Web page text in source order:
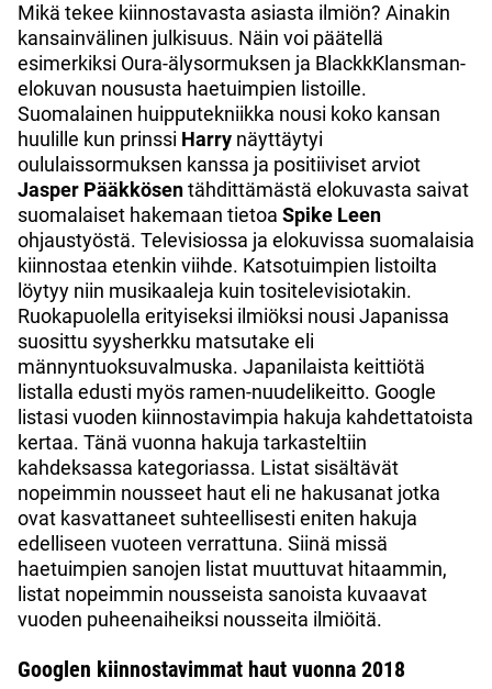
Mikä tekee kiinnostavasta asiasta ilmiön? Ainakin
kansainvälinen julkisuus. Näin voi päätellä
esimerkiksi Oura-älysormuksen ja BlackkKlansman-
elokuvan noususta haetuimpien listoille.
Suomalainen huipputekniikka nousi koko kansan
huulille kun prinssi Harry näyttäytyi
oululaissormuksen kanssa ja positiiviset arviot
Jasper Pääkkösentähdittämästä elokuvasta saivat
suomalaiset hakemaan tietoa Spike Leen
ohjaustyöstä. Televisiossa ja elokuvissa suomalaisia
kiinnostaa etenkin viihde. Katsotuimpien listoilta
löytyy niin musikaaleja kuin tositelevisiotakin.
Ruokapuolella erityiseksi ilmiöksi nousi Japanissa
suosittu syysherkku matsutake eli
männyntuoksuvalmuska. Japanilaista keittiötä
listalla edusti myös ramen-nuudelikeitto. Google
listasi vuoden kiinnostavimpia hakuja kahdettatoista
kertaa. Tänä vuonna hakuja tarkasteltiin
kahdeksassa kategoriassa. Listat sisältävät
nopeimmin nousseet haut eli ne hakusanat jotka
ovat kasvattaneet suhteellisesti eniten hakuja
edelliseen vuoteen verrattuna. Siinä missä
haetuimpien sanojen listat muuttuvat hitaammin,
listat nopeimmin nousseista sanoista kuvaavat
vuoden puheenaiheiksi nousseita ilmiöitä.
Googlen kiinnostavimmat haut vuonna 2018